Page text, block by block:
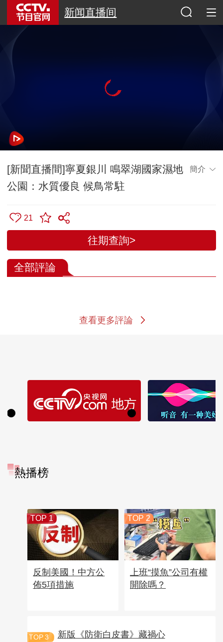
新闻直播间
[新聞直播間]寧夏銀川 鳴翠湖國家濕地
公園：水質優良 候鳥常駐
簡介
21
往期查詢>
全部評論
查看更多評論
熱播榜
TOP 1
反制美國！中方公
佈5項措施
TOP 2
上班“摸魚”公司有權
開除嗎？
TOP 3 新版《防衛白皮書》藏禍心